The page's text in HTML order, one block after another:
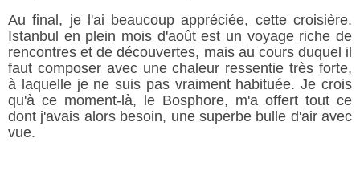
Au final, je l'ai beaucoup appréciée, cette croisière.
Istanbul en plein mois d'août est un voyage riche de
rencontres et de découvertes, mais au cours duquel il
faut composer avec une chaleur ressentie très forte,
à laquelle je ne suis pas vraiment habituée. Je crois
qu'à ce moment-là, le Bosphore, m'a offert tout ce
dont j'avais alors besoin, une superbe bulle d'air avec
vue.